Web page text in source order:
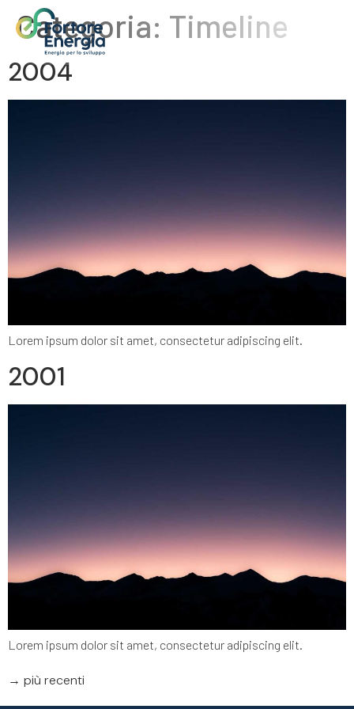
Categoria: Timeline
2004
Lorem ipsum dolor sit amet, consectetur adipiscing elit.
2001
Lorem ipsum dolor sit amet, consectetur adipiscing elit.
→ più recenti